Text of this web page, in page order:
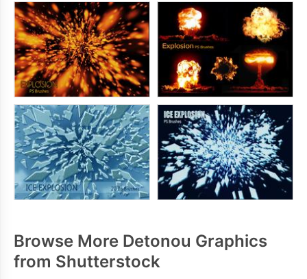
Browse More Detonou Graphics
from Shutterstock